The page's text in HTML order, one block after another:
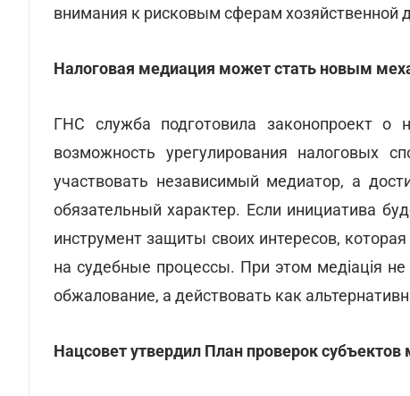
внимания к рисковым сферам хозяйственной
Налоговая медиация может стать новым
ГНС служба подготовила законопроект о
возможность урегулирования налоговых
участвовать независимый медиатор, а
обязательный характер. Если инициатива
инструмент защиты своих интересов,
на судебные процессы. При этом медіація
обжалование, а действовать как
Нацсовет утвердил План проверок субъектов